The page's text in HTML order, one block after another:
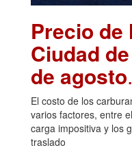
Precio de
Ciudad
de agosto
El costo de los
varios factores, entre
carga impositiva y los
traslado